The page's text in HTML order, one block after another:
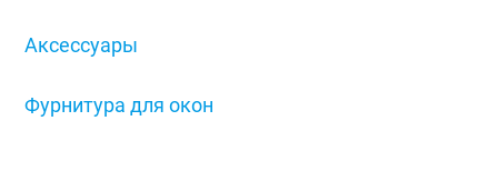
Аксессуары
Фурнитура для окон